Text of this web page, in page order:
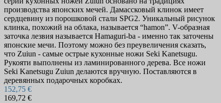
производства японских мечей. Дамассковый клинок имеет
сердцевину из порошковой стали SPG2. Уникальный рисунок
клинка, похожий на облака, называется “hamon”. V-образная
заточка лезвия называется Hamaguri-ba - именно так заточены
японские мечи. Поэтому можно без преувеличения сказать,
что Zuiun - самые острые кухонные ножи Seki Kanetsugu.
Рукояти выполнены из ламинированного дерева. Все ножи
Seki Kanetsugu Zuiun делаются вручную. Поставляются в
деревянных подарочных коробках.
152,75 €
169,72 €